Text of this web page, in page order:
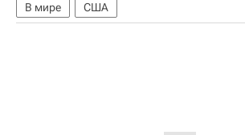
В мире США